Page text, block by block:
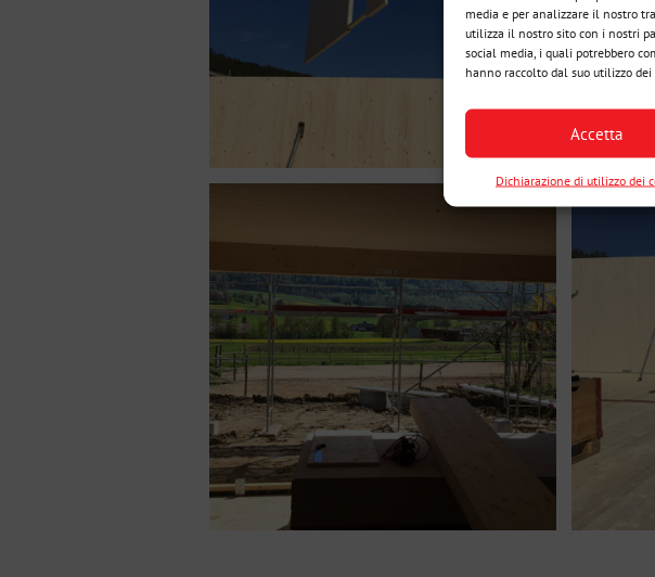
media e per analizzare il nostro
utilizza il nostro sito con i nostri
social media, i quali potrebbero
hanno raccolto dal suo utilizzo dei
Accetta
Dichiarazione di utilizzo dei